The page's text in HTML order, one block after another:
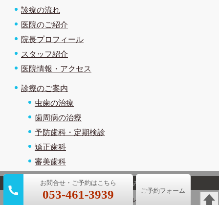
053-461-3939 ご予約フォーム
診療の流れ
医院のご紹介
院長プロフィール
スタッフ紹介
医院情報・アクセス
診療のご案内
虫歯の治療
歯周病の治療
予防歯科・定期検診
矯正歯科
審美歯科
(c)医療法人社団誠和会 浜松みなみ歯科
パソコン｜モバイル